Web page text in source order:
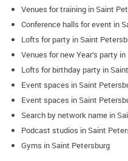
Venues for training in Saint
Conference halls for event in
Lofts for party in Saint
Venues for new Year’s party
Lofts for birthday party in
Event spaces in Saint
Event spaces in Saint
Search by network name in
Podcast studios in Saint
Gyms in Saint Petersburg